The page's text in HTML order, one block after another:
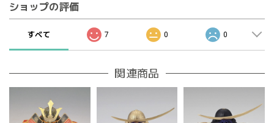
ショップの評価
すべて 7 0 0
関連商品